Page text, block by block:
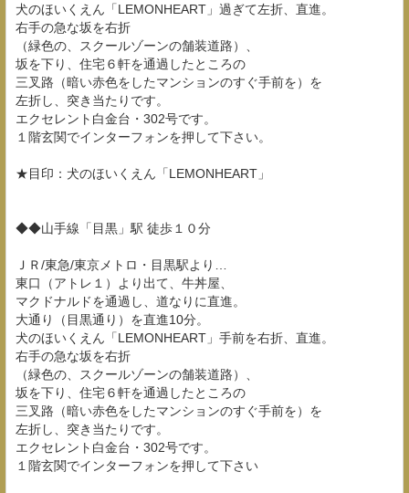
犬のほいくえん「LEMONHEART」過ぎて左折、直進。
右手の急な坂を右折
（緑色の、スクールゾーンの舗装道路）、
坂を下り、住宅６軒を通過したところの
三叉路（暗い赤色をしたマンションのすぐ手前を）を
左折し、突き当たりです。
エクセレント白金台・302号です。
１階玄関でインターフォンを押して下さい。
★目印：犬のほいくえん「LEMONHEART」
◆◆山手線「目黒」駅 徒歩１０分
ＪＲ/東急/東京メトロ・目黒駅より…
東口（アトレ１）より出て、牛丼屋、
マクドナルドを通過し、道なりに直進。
大通り（目黒通り）を直進10分。
犬のほいくえん「LEMONHEART」手前を右折、直進。
右手の急な坂を右折
（緑色の、スクールゾーンの舗装道路）、
坂を下り、住宅６軒を通過したところの
三叉路（暗い赤色をしたマンションのすぐ手前を）を
左折し、突き当たりです。
エクセレント白金台・302号です。
１階玄関でインターフォンを押して下さい